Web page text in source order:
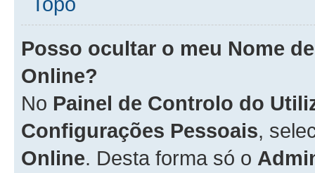
Posso ocultar o meu Nome
Online?
No Painel de Controlo do
Configurações Pessoais,
Online. Desta forma só o